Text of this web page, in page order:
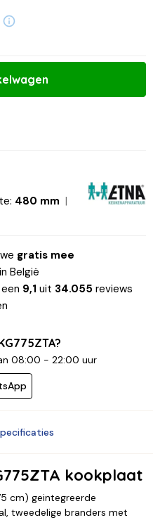
480 mm
gratis mee
België
9,1 uit 34.055 reviews
08:00 - 22:00 uur
kookplaat
cm) geintegreerde
tweedelige branders met